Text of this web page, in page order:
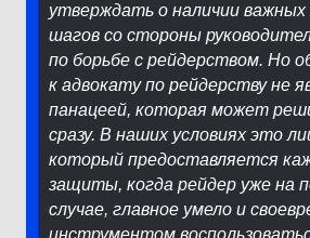
утверждать о наличии важных
шагов со стороны
по борьбе с рейдерством. Но
к адвокату по рейдерству не
панацеей, которая может
сразу. В наших условиях это
который предоставляется
защиты, когда рейдер уже на
случае, главное умело и